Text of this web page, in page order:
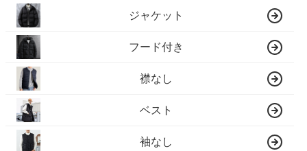
ジャケット
フード付き
襟なし
ベスト
袖なし